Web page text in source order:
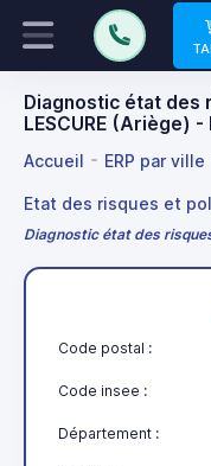
Diagnostic état des
LESCURE (Ariège) -
Accueil ERP par ville
Etat des risques et
Diagnostic état des
Code postal :
Code insee :
Département :